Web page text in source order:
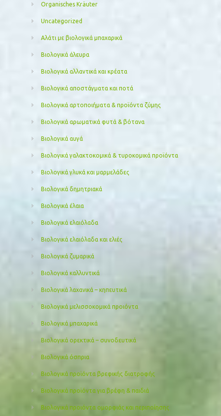
Organisches Kräuter
Uncategorized
Αλάτι με βιολογικά μπαχαρικά
Βιολογικά άλευρα
Βιολογικά αλλαντικά και κρέατα
Βιολογικά αποστάγματα και ποτά
Βιολογικά αρτοποιήματα & προϊόντα ζύμης
Βιολογικά αρωματικά φυτά & βότανα
Βιολογικά αυγά
Βιολογικά γαλακτοκομικά & τυροκομικά προϊόντα
Βιολογικά γλυκά και μαρμελάδες
Βιολογικά δημητριακά
Βιολογικά έλαια
Βιολογικά ελαιόλαδα
Βιολογικά ελαιόλαδα και ελιές
Βιολογικά ζυμαρικά
Βιολογικά καλλυντικά
Βιολογικά λαχανικά – κηπευτικά
Βιολογικά μελισσοκομικά προιόντα
Βιολογικά μπαχαρικά
Βιολογικά ορεκτικά – συνοδευτικά
Βιολογικά όσπρια
Βιολογικά προϊόντα βρεφικής διατροφής
Βιολογικά προϊόντα για βρέφη & παιδιά
Βιολογικά προιόντα ομορφιάς και περιποίησης